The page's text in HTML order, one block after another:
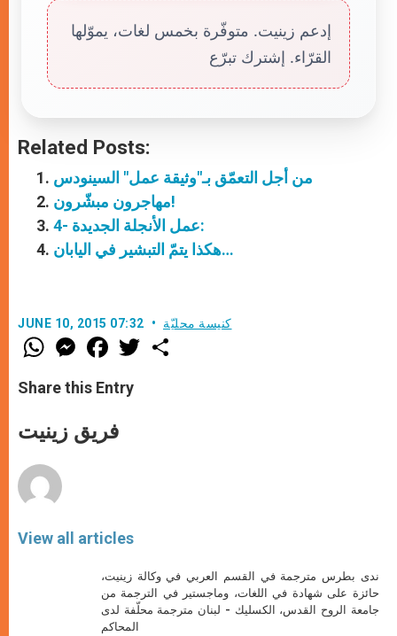
إدعم زينيت. متوفّرة بخمس لغات، يموّلها
القرّاء. إشترك تبرّع
Related Posts:
من أجل التعمّق بـ"وثيقة عمل" السينودس
مهاجرون مبشّرون!
4- عمل الأنجلة الجديدة:
هكذا يتمّ التبشير في اليابان…
JUNE 10, 2015 07:32 كنيسة محليّة
W
h
t
s
p
p
M
e
s
e
g
e
F
a
e
b
o
k
w
Share this Entry
فريق زينيت
View all articles
ندى بطرس مترجمة في القسم العربي في وكالة زينيت،
حائزة على شهادة في اللغات، وماجستير في الترجمة من
جامعة الروح القدس، الكسليك - لبنان مترجمة محلّفة لدى
المحاكم